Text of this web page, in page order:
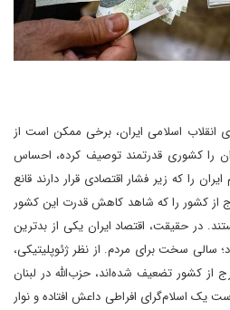
انقلاب اسلامی ایران، برخی ممکن است از
را کشوری قدرتمند توصیف کرده، احساس
را که زیر فشار اقتصادی قرار دارند قانع
از کشور را که شاهد کاهش قدرت این کشور
در حقیقت، اقتصاد ایران یکی از بدترین
در‌ ۲۰۲۴ تجربه کرد؛ سالی سخت برای مردم. از نظر ژئوپلیتیکی،
از کشور تضعیف شده‌اند، حزب‌الله در لبنان
یک اسلام‌گرای افراطی داعش افتاده و نوار